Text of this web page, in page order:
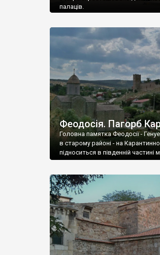
палаців.
Феодосія. Пагорб
Головна памятка Феодосії -
в старому районі - на
підноситься в південній частині